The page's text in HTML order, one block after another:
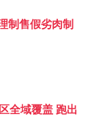
制售假劣肉制
全域覆盖 跑出